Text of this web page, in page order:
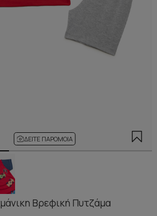
ΔΕΊΤΕ ΠΑΡΌΜΟΙΑ
Βρεφική Πυτζάμα